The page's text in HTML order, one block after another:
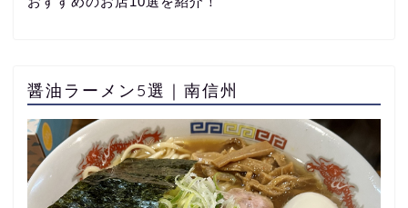
醤油ラーメン5選｜南信州